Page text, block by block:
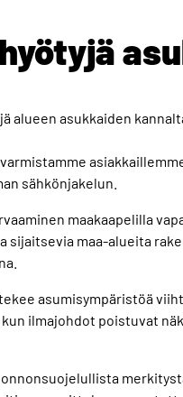
alueen asukkaiden
sähkönjakelun.
maakaapelilla
sijaitsevia maa-alueita
asumisympäristöä
ilmajohdot poistuvat